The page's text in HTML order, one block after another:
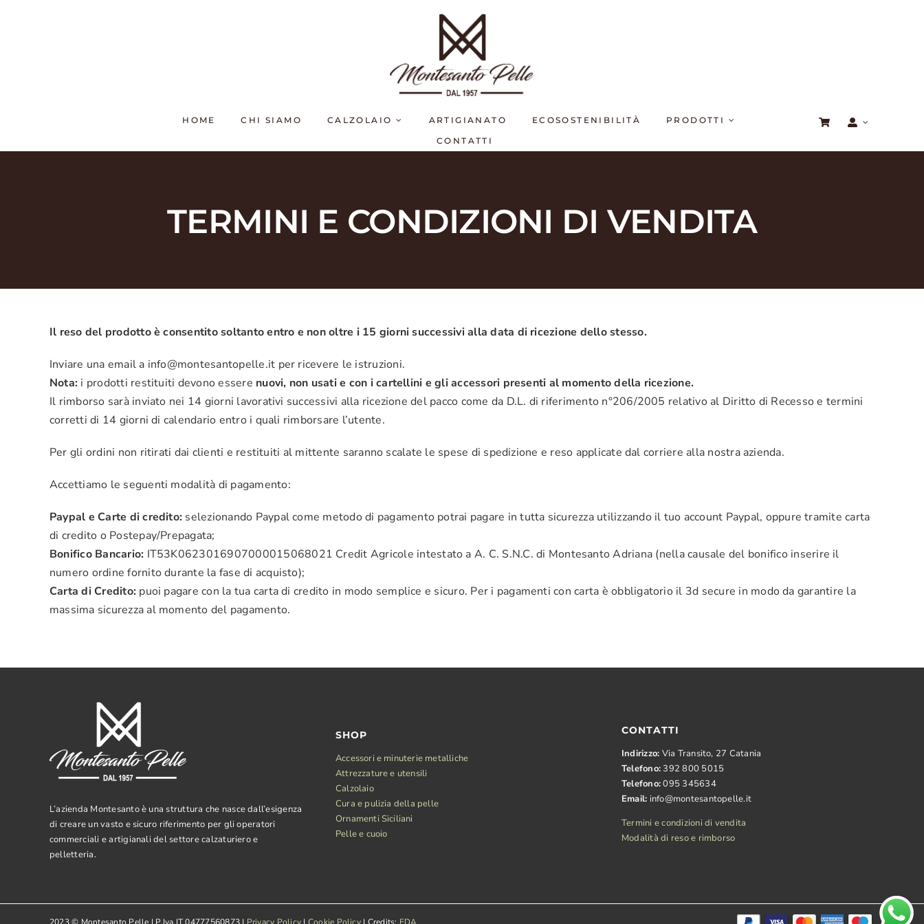
HOME CHI SIAMO CALZOLAIO ARTIGIANATO ECOSOSTENIBILITÀ
PRODOTTI
CONTATTI
TERMINI E CONDIZIONI DI VENDITA
Il reso del prodotto è consentito soltanto entro e non oltre i 15 giorni successivi alla data di ricezione dello stesso.
Inviare una email a info@montesantopelle.it per ricevere le istruzioni.
Nota: i prodotti restituiti devono essere nuovi, non usati e con i cartellini e gli accessori presenti al momento della ricezione.
Il rimborso sarà inviato nei 14 giorni lavorativi successivi alla ricezione del pacco come da D.L. di riferimento n°206/2005 relativo al Diritto di Recesso e termini
corretti di 14 giorni di calendario entro i quali rimborsare l’utente.
Per gli ordini non ritirati dai clienti e restituiti al mittente saranno scalate le spese di spedizione e reso applicate dal corriere alla nostra azienda.
Accettiamo le seguenti modalità di pagamento:
Paypal e Carte di credito: selezionando Paypal come metodo di pagamento potrai pagare in tutta sicurezza utilizzando il tuo account Paypal, oppure tramite carta
di credito o Postepay/Prepagata;
Bonifico Bancario: IT53K0623016907000015068021 Credit Agricole intestato a A. C. S.N.C. di Montesanto Adriana (nella causale del bonifico inserire il
numero ordine fornito durante la fase di acquisto);
Carta di Credito: puoi pagare con la tua carta di credito in modo semplice e sicuro. Per i pagamenti con carta è obbligatorio il 3d secure in modo da garantire la
massima sicurezza al momento del pagamento.
L’azienda Montesanto è una struttura che nasce dall’esigenza
di creare un vasto e sicuro riferimento per gli operatori
commerciali e artigianali del settore calzaturiero e
pelletteria.
SHOP
Accessori e minuterie metalliche
Attrezzature e utensili
Calzolaio
Cura e pulizia della pelle
Ornamenti Siciliani
Pelle e cuoio
CONTATTI
Indirizzo: Via Transito, 27 Catania
Telefono: 392 800 5015
Telefono:095 345634
Email: info@montesantopelle.it
Termini e condizioni di vendita
Modalità di reso e rimborso